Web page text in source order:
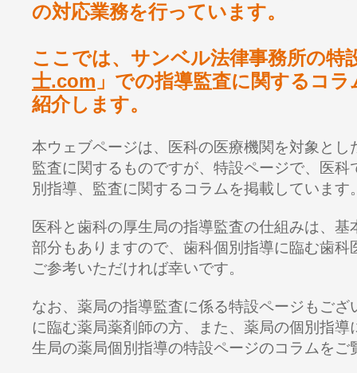
の対応業務を行っています。
ここでは、サンベル法律事務所の特
士.com 」での指導監査に関するコ
紹介します。
本ウェブページは、医科の医療機関を対象と
監査に関するものですが、特設ページで、医科
別指導、監査に関するコラムを掲載しています
医科と歯科の厚生局の指導監査の仕組みは、
部分もありますので、 歯科個別指導に臨む歯科
ご参考いただければ幸いです。
なお、薬局の指導監査に係る特設ページもござ
に臨む薬局薬剤師の方、また、薬局の個別指
生局の薬局個別指導の特設ページのコラムをご